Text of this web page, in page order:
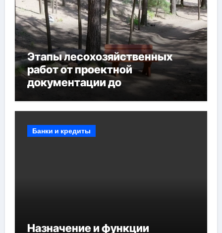
Этапы лесохозяйственных
работ от проектной
документации до
мероприятий и обустройства
Банки и кредиты
Назначение и функции